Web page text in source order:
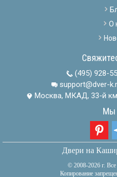
О
(495) 928-
support@dver-
Москва, МКАД, 33-й
Мы
Двери на
© 2008-2026 г.
Копирование